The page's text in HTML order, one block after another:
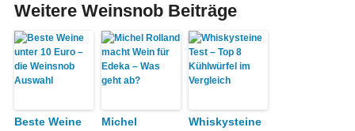
Weitere Weinsnob Beiträge
Beste Weine
Michel
Whiskysteine